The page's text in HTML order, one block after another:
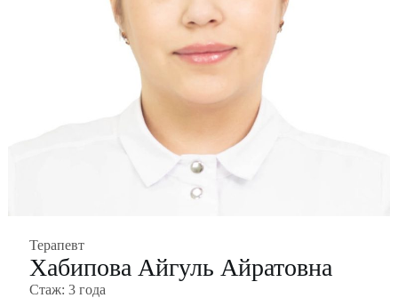
Терапевт
Хабипова Айгуль Айратовна
Стаж: 3 года